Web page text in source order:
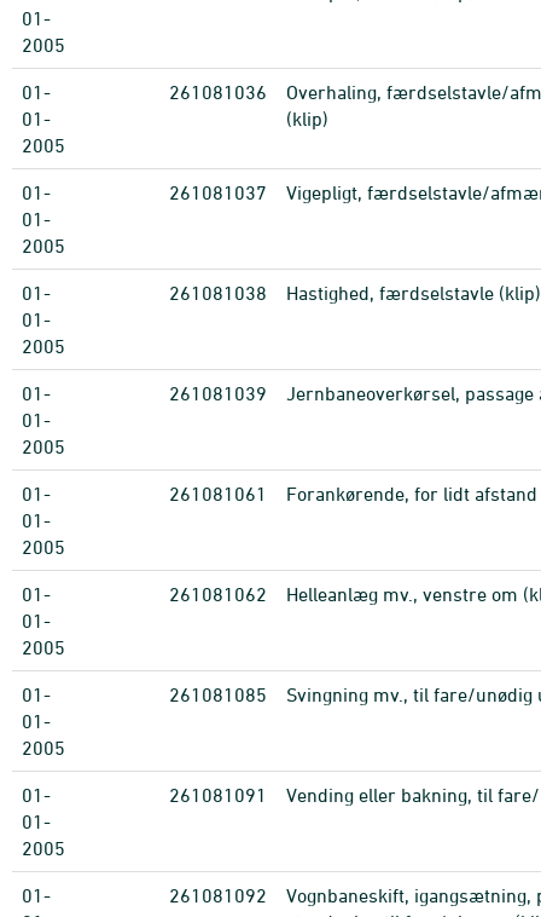
01-
2005
01-
01-
2005
261081036
Overhaling, færdselstavle/
(klip)
01-
01-
2005
261081037 Vigepligt, færdselstavle/
01-
01-
2005
261081038 Hastighed, færdselstavle (klip)
01-
01-
2005
261081039 Jernbaneoverkørsel, passage
01-
01-
2005
261081061 Forankørende, for lidt
01-
01-
2005
261081062 Helleanlæg mv., venstre om
01-
01-
2005
261081085 Svingning mv., til fare/unødig
01-
01-
2005
261081091 Vending eller bakning, til
01-
261081092
Vognbaneskift, igangsætning,